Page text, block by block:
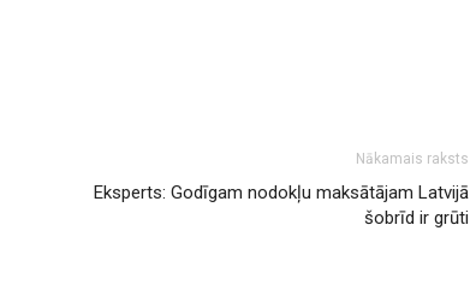
Nākamais raksts
Eksperts: Godīgam nodokļu maksātājam Latvijā
šobrīd ir grūti